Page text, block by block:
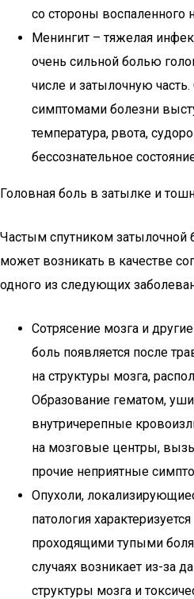
со стороны воспаленного
Менингит – тяжелая
очень сильной болью
числе и затылочную
симптомами болезни
температура, рвота,
бессознательное
Головная боль в затылке и
Частым спутником затылочной
может возникать в качестве
одного из следующих
Сотрясение мозга и
боль появляется после
на структуры мозга,
Образование гематом,
внутричерепные
на мозговые центры,
прочие неприятные
Опухоли,
патология
проходящими тупыми
случаях возникает из-за
структуры мозга и